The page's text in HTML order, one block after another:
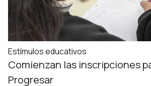
Estímulos educativos
Comienzan las inscripciones
Progresar